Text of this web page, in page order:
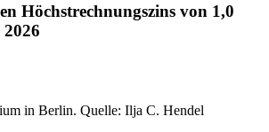
Höchstrechnungszins von 1,0
in Berlin. Quelle: Ilja C. Hendel